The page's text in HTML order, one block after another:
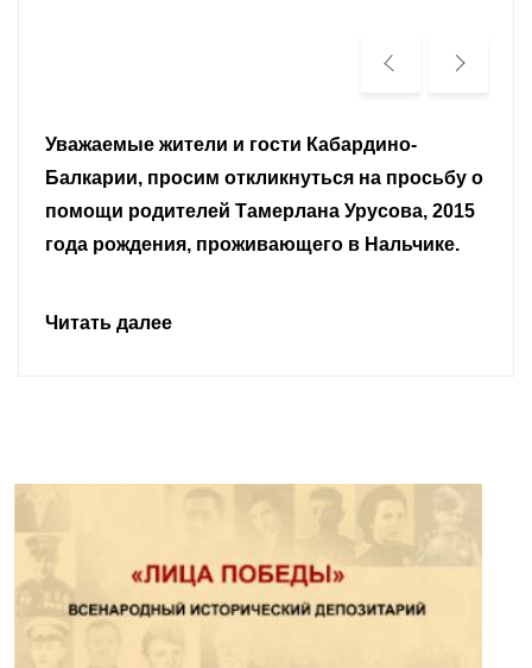
Уважаемые земляки и все неравнодушные
граждане.
Читать далее